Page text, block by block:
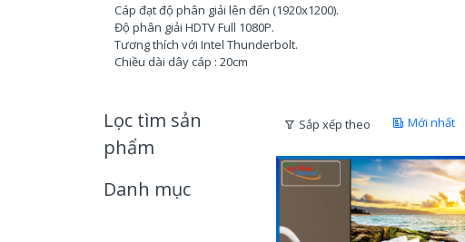
Cáp đạt độ phân giải lên đến (1920x1200).
Độ phân giải HDTV Full 1080P.
Tương thích với Intel Thunderbolt.
Chiều dài dây cáp : 20cm
Lọc tìm sản
phẩm
Danh mục
Sắp xếp theo Mới nhất